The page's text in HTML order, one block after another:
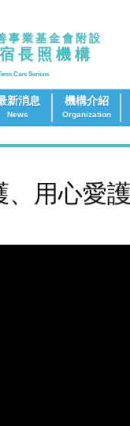
事業基金會附設
長照機構
Care Serices
新消息
News
機構介紹
Organization
用心愛